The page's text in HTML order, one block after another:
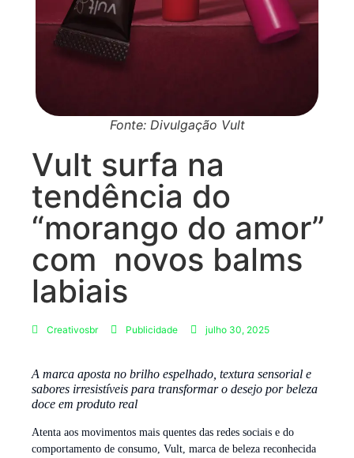
Fonte: Divulgação Vult
Vult surfa na
tendência do
“morango do amor”
com novos balms
labiais
Creativosbr Publicidade julho 30, 2025
A marca aposta no brilho espelhado, textura sensorial e
sabores irresistíveis para transformar o desejo por beleza
doce em produto real
Atenta aos movimentos mais quentes das redes sociais e do
comportamento de consumo, Vult, marca de beleza reconhecida